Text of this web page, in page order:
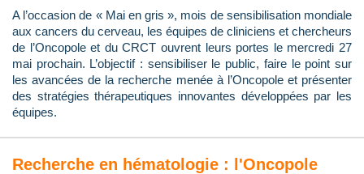
A l’occasion de « Mai en gris », mois de sensibilisation mondiale
aux cancers du cerveau, les équipes de cliniciens et chercheurs
de l’Oncopole et du CRCT ouvrent leurs portes le mercredi 27
mai prochain. L’objectif : sensibiliser le public, faire le point sur
les avancées de la recherche menée à l’Oncopole et présenter
des stratégies thérapeutiques innovantes développées par les
équipes.
Recherche en hématologie : l'Oncopole